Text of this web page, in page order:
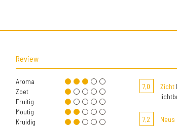
Review
Aroma
Zoet
Fruitig
Moutig
Kruidig
7,0 Zicht
7,2 Neus